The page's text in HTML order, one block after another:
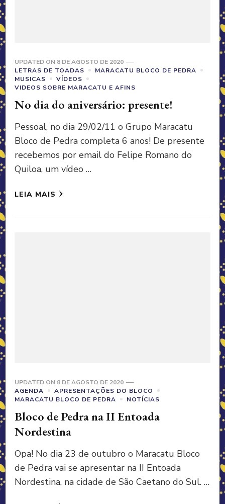
UPDATED ON 8 DE AGOSTO DE 2020
LETRAS DE TOADAS
MARACATU BLOCO DE PEDRA
MUSICAS
VÍDEOS
VIDEOS SOBRE MARACATU E AFINS
No dia do aniversário: presente!
Pessoal, no dia 29/02/11 o Grupo Maracatu
Bloco de Pedra completa 6 anos! De presente
recebemos por email do Felipe Romano do
Quiloa, um vídeo …
LEIA MAIS
UPDATED ON 8 DE AGOSTO DE 2020
AGENDA
APRESENTAÇÕES DO BLOCO
MARACATU BLOCO DE PEDRA
NOTÍCIAS
Bloco de Pedra na II Entoada
Nordestina
Opa! No dia 23 de outubro o Maracatu Bloco
de Pedra vai se apresentar na II Entoada
Nordestina, na cidade de São Caetano do Sul. …